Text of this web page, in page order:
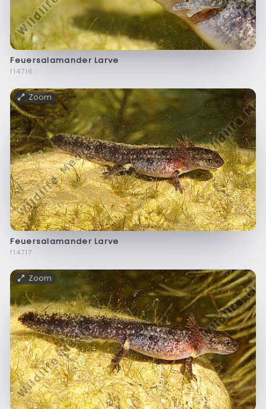
Feuersalamander Larve
f14716
Zoom
Feuersalamander Larve
f14717
Zoom